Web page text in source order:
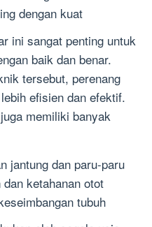
dengan kuat
ini sangat penting untuk
baik dan benar.
tersebut, perenang
efisien dan efektif.
memiliki banyak
jantung dan paru-paru
ketahanan otot
tubuh